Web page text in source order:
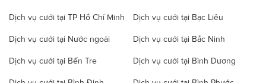
Dịch vụ cưới tại TP Hồ Chí Minh Dịch vụ cưới tại Bạc Liêu
Dịch vụ cưới tại Nước ngoài Dịch vụ cưới tại Bắc Ninh
Dịch vụ cưới tại Bến Tre Dịch vụ cưới tại Bình Dương